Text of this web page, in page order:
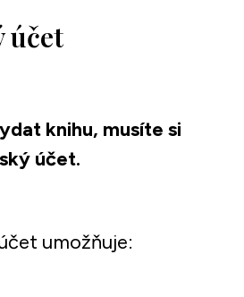
účet
knihu, musíte si
účet.
umožňuje: